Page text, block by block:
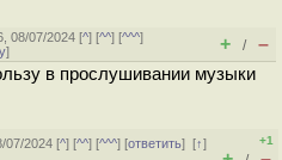
08/07/2024 [^] [^^] [^^^]
] + / –
в прослушивании музыки
07/2024 [^] [^^] [^^^] [ответить][↑]
+1